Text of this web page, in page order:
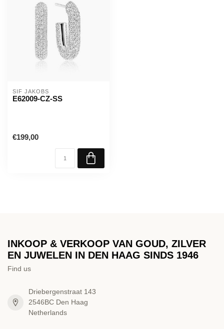
SIF JAKOBS
E62009-CZ-SS
€199,00
INKOOP & VERKOOP VAN GOUD, ZILVER
EN JUWELEN IN DEN HAAG SINDS 1946
Find us
Driebergenstraat 143
2546BC Den Haag
Netherlands